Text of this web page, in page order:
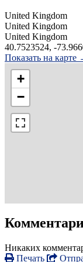
United Kingdom
United Kingdom
United Kingdom
40.7523524, -
Показать на карте
+
−
Никаких
Печать